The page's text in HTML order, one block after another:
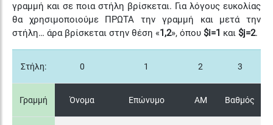
γραμμή και σε ποια στήλη βρίσκεται. Για λόγους ευκολίας
θα χρησιμοποιούμε ΠΡΩΤΑ την γραμμή και μετά την
στήλη… άρα βρίσκεται στην θέση «1,2», όπου $i=1 και $j=2.
Στήλη: 0 1 2 3
Γραμμή Όνομα Επώνυμο ΑΜ Βαθμός